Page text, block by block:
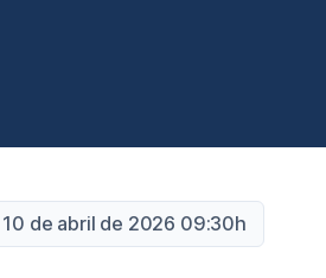
de abril de 2026 09:30h